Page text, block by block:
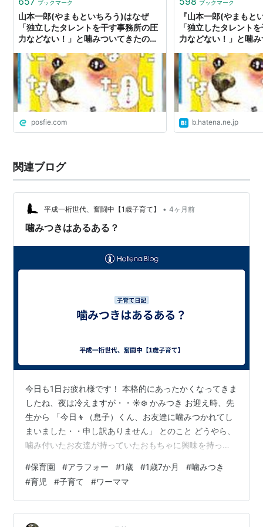
ブックマーク
山本一郎(やまもといちろう)はなぜ
「独立したタレントを干す事務所の圧
力などない！」と噛みついてきたの
posfie.com
ブックマーク
『山本一郎(やまもと
「独立したタレント
力などない！」と噛
b.hatena.ne.jp
関連ブログ
平成一桁世代、奮闘中【1歳子育て】 • 4ヶ月前
噛みつきはあるある？
今日も1日お疲れ様です！ 本格的にあったかくなってきま
したね、夜は冷えますが・・☀️❄️ かみつき お迎え時、先
生から 「今日👦（息子）くん、お友達に噛みつかれてし
まいました・・申し訳ありません」 とのこと どうやら、
噛み付いたお友達が持っていたおもちゃに興味を持った
らしく噛み付いちゃったそうです😢 お友達も悪気があっ
たわけじゃないし、親としてはそんな気にしてない笑 た
だ明日は我が身！といいますか 今回は我が家が被害者で
したが、加害者になることもあるな😔と いろんな親御さ
#保育園 #アラフォー #1歳 #1歳7か月 #噛みつき
#育児 #子育て #ワーママ